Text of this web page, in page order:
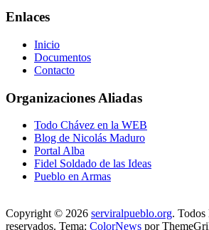
Enlaces
Inicio
Documentos
Contacto
Organizaciones Aliadas
Todo Chávez en la WEB
Blog de Nicolás Maduro
Portal Alba
Fidel Soldado de las Ideas
Pueblo en Armas
Copyright © 2026 serviralpueblo.org. Todos
reservados. Tema: ColorNews por